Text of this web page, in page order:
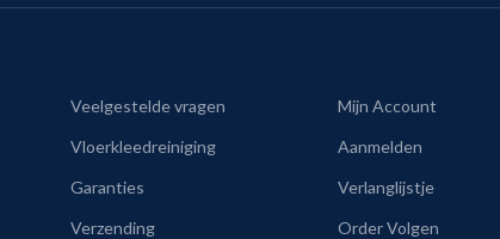
Veelgestelde vragen
Vloerkleedreiniging
Garanties
Verzending
Mijn Account
Aanmelden
Verlanglijstje
Order Volgen